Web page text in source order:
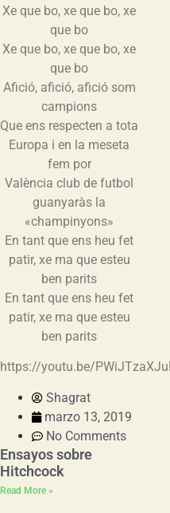
Xe que bo, xe que bo, xe
que bo
Xe que bo, xe que bo, xe
que bo
Afició, afició, afició som
campions
Que ens respecten a tota
Europa i en la meseta
fem por
València club de futbol
guanyaràs la
«champinyons»
En tant que ens heu fet
patir, xe ma que esteu
ben parits
En tant que ens heu fet
patir, xe ma que esteu
ben parits
https://youtu.be/
Shagrat
marzo 13, 2019
No Comments
Ensayos sobre
Hitchcock
Read More »